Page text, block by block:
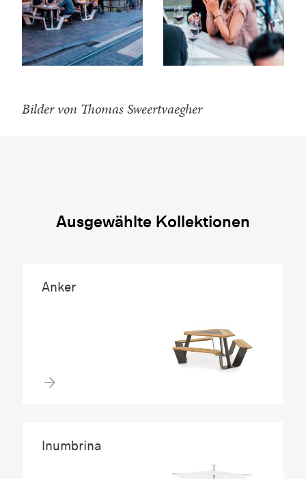
Bilder von Thomas Sweertvaegher
Ausgewählte Kollektionen
Anker
Inumbrina